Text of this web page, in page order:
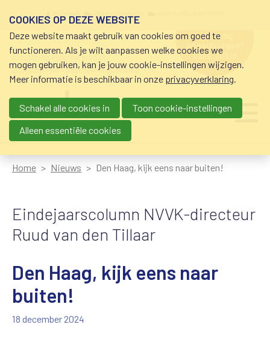
schuldhulp • sociaal krediet •
budgetbeheer • beschermingsbewind
hulp nodig
bij geldzorgen?
0800-8115.nl
Main navigation
Home Nieuws Den Haag, kijk eens naar buiten!
Eindejaarscolumn NVVK-directeur
Ruud van den Tillaar
Den Haag, kijk eens naar
buiten!
18 december 2024
COOKIES OP DEZE WEBSITE
Deze website maakt gebruik van cookies om goed te
functioneren. Als je wilt aanpassen welke cookies we
mogen gebruiken, kan je jouw cookie-instellingen wijzigen.
Meer informatie is beschikbaar in onze privacyverklaring.
Schakel alle cookies in
Toon cookie-instellingen
Alleen essentiële cookies